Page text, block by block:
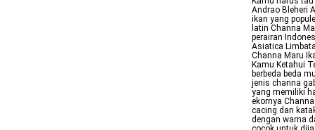
Andrao Bleheri
ikan yang
latin Channa
perairan
Asiatica
Channa Maru
Kamu Ketahui
berbeda beda
jenis channa
yang memiliki
ekornya
cacing dan
dengan warna